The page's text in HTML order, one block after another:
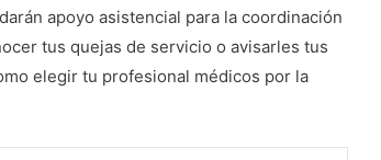
apoyo asistencial para la coordinación
tus quejas de servicio o avisarles tus
elegir tu profesional médicos por la